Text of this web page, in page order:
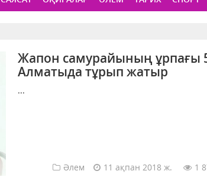
Жапон самурайының ұрпағы
Алматыда тұрып жатыр
...
Әлем 11 ақпан 2018 ж. 1